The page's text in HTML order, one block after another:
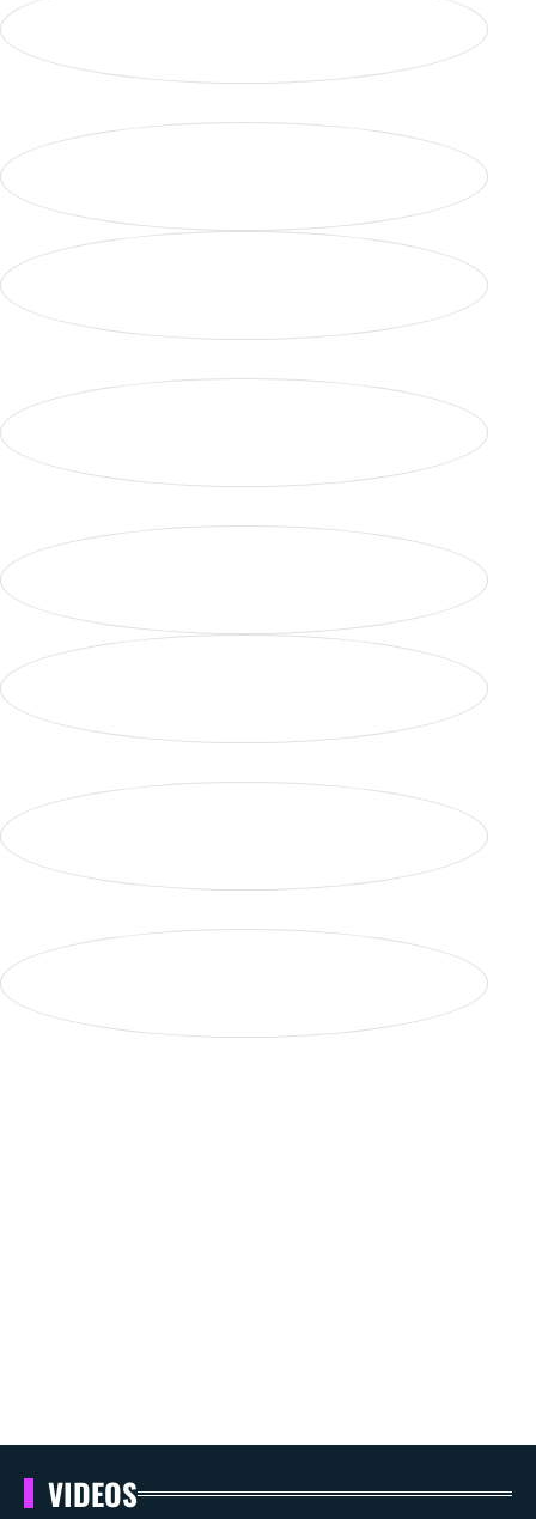
VIDEOS